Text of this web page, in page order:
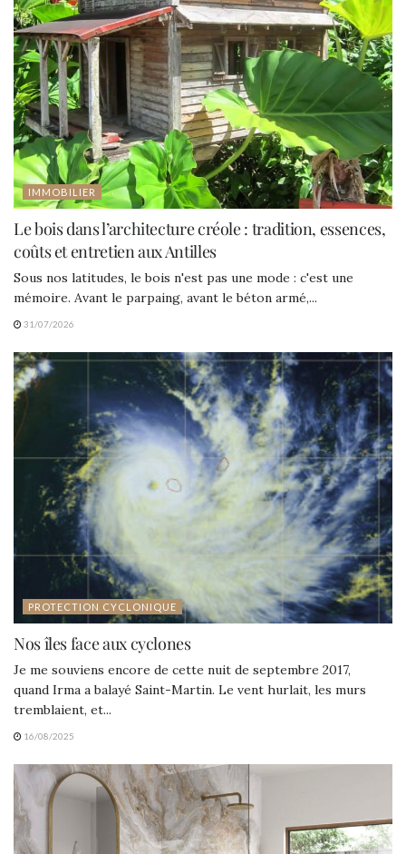
IMMOBILIER
Le bois dans l’architecture créole : tradition, essences,
coûts et entretien aux Antilles
Sous nos latitudes, le bois n'est pas une mode : c'est une
mémoire. Avant le parpaing, avant le béton armé,...
31/07/2026
PROTECTION CYCLONIQUE
Nos îles face aux cyclones
Je me souviens encore de cette nuit de septembre 2017,
quand Irma a balayé Saint-Martin. Le vent hurlait, les murs
tremblaient, et...
16/08/2025